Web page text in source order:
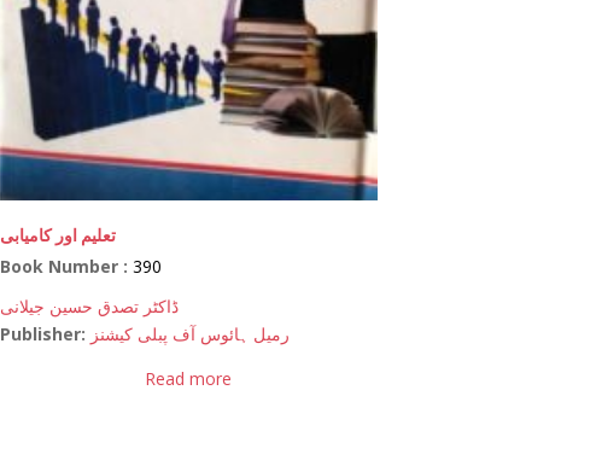
تعلیم اور کامیابی
Book Number :390
ڈاکٹر تصدق حسین جیلانی
Publisher: رمیل ہائوس آف پبلی کیشنز
Read more